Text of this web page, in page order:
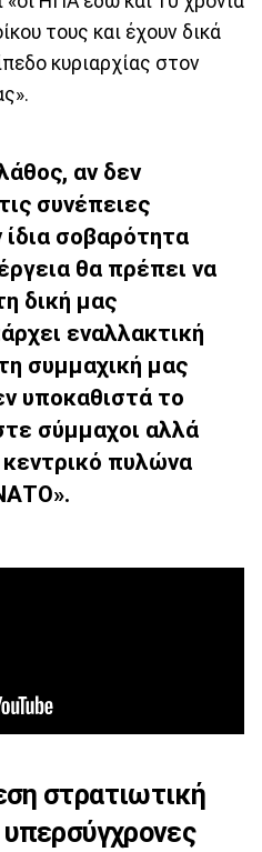
τους και έχουν δικά
κυριαρχίας στον
αν δεν
συνέπειες
σοβαρότητα
θα πρέπει να
δική μας
εναλλακτική
συμμαχική μας
υποκαθιστά το
σύμμαχοι αλλά
πυλώνα
στρατιωτική